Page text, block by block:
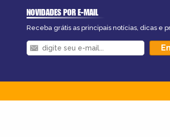
NOVIDADES POR E-MAIL
Receba grátis as principais notícias, dicas e